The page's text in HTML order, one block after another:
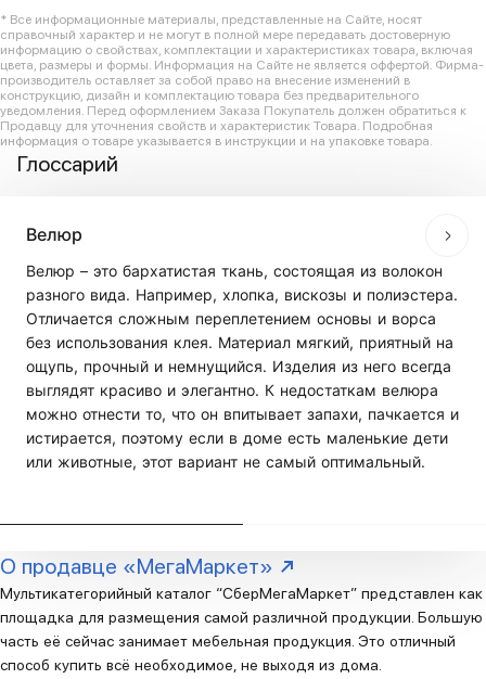
* Все информационные материалы, представленные на Сайте, носят
справочный характер и не могут в полной мере передавать достоверную
информацию о свойствах, комплектации и характеристиках товара, включая
цвета, размеры и формы. Информация на Сайте не является оффертой. Фирма-
производитель оставляет за собой право на внесение изменений в
конструкцию, дизайн и комплектацию товара без предварительного
уведомления. Перед оформлением Заказа Покупатель должен обратиться к
Продавцу для уточнения свойств и характеристик Товара. Подробная
информация о товаре указывается в инструкции и на упаковке товара.
Глоссарий
Велюр
Велюр – это бархатистая ткань, состоящая из волокон
разного вида. Например, хлопка, вискозы и полиэстера.
Отличается сложным переплетением основы и ворса
без использования клея. Материал мягкий, приятный на
ощупь, прочный и немнущийся. Изделия из него всегда
выглядят красиво и элегантно. К недостаткам велюра
можно отнести то, что он впитывает запахи, пачкается и
истирается, поэтому если в доме есть маленькие дети
или животные, этот вариант не самый оптимальный.
О продавце «МегаМаркет»
Мультикатегорийный каталог “СберМегаМаркет” представлен как
площадка для размещения самой различной продукции. Большую
часть её сейчас занимает мебельная продукция. Это отличный
способ купить всё необходимое, не выходя из дома.